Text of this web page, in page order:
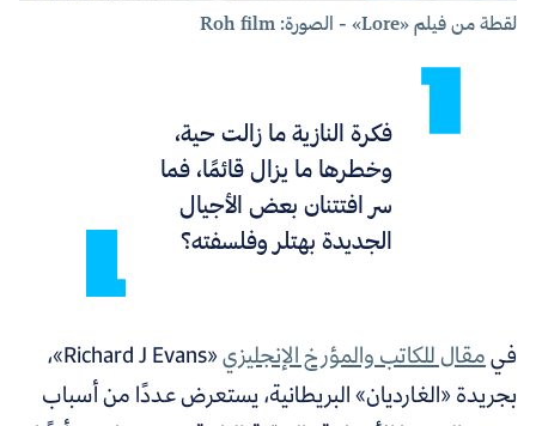
لقطة من فيلم «Lore» - الصورة: Roh film
فكرة النازية ما زالت حية،
وخطرها ما يزال قائمًا، فما
سر افتتنان بعض الأجيال
الجديدة بهتلر وفلسفته؟
فيمقال للكاتب والمؤرخ الإنجليزي
«Richard J Evans»،
بجريدة «الغارديان» البريطانية، يستعرض عددًا من أسباب